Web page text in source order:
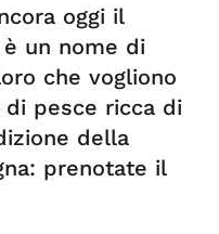
oggi il
un nome di
che vogliono
di pesce ricca di
della
prenotate il